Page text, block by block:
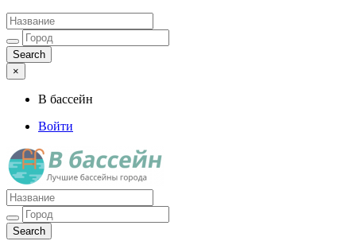
×
В бассейн
Войти
Лучшие бассейны города